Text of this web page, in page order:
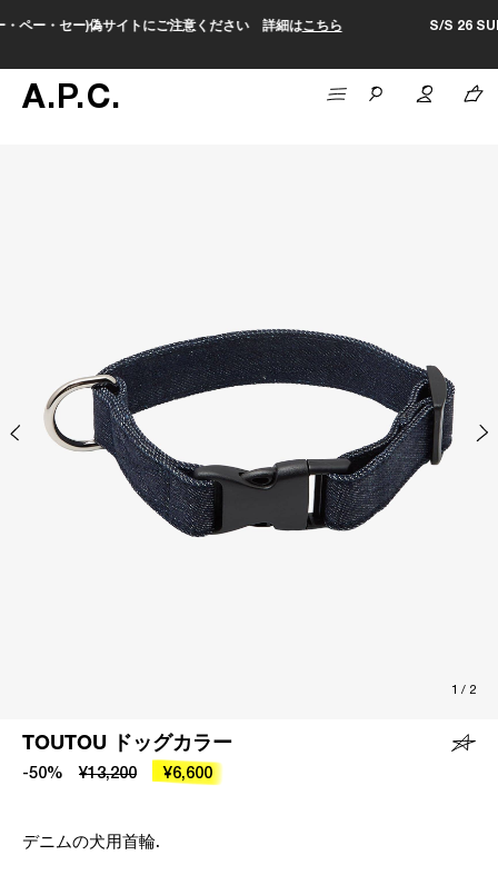
詳細は こちら S/S 26 SUMMER SALEがスタートしました。セー
A.P.C.
1 / 2
TOUTOU ドッグカラー
-50% ¥13,200 ¥6,600
デニムの犬用首輪.